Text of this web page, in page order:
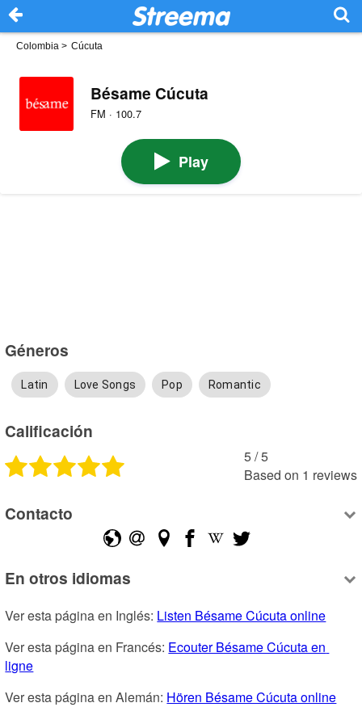
Colombia > Cúcuta
Bésame Cúcuta
FM · 100.7
Play
Géneros
Latin Love Songs Pop Romantic
Calificación
5 /5
Based on 1 reviews
Contacto
En otros idiomas
Ver esta página en Inglés: Listen Bésame Cúcuta online
Ver esta página en Francés: Ecouter Bésame Cúcuta en
ligne
Ver esta página en Alemán: Hören Bésame Cúcuta online